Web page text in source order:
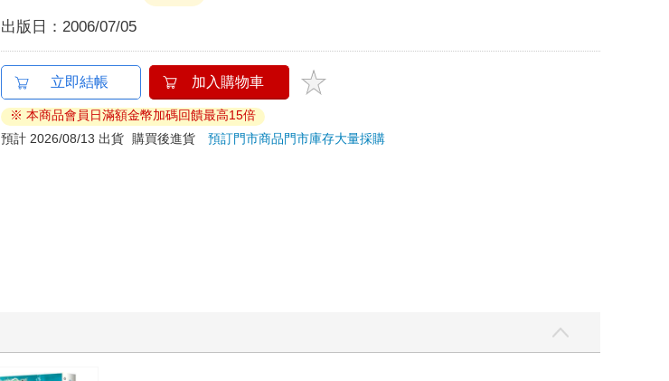
出版日： 2006/07/05
立即結帳 加入購物車
※ 本商品會員日滿額金幣加碼回饋最高15倍
預計 2026/08/13 出貨
購買後進貨預訂門市商品門市庫存大量採購